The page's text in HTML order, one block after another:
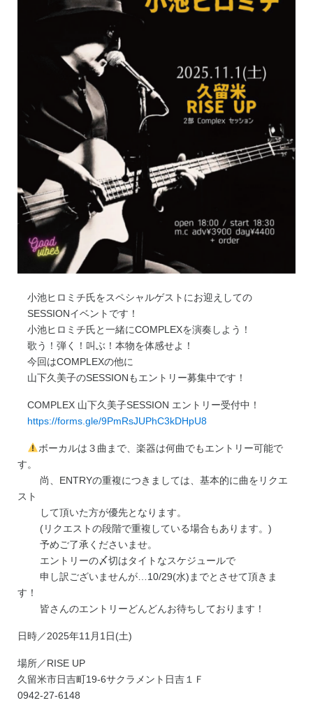
小池ヒロミチ氏をスペシャルゲストにお迎えしての
SESSIONイベントです！
小池ヒロミチ氏と一緒にCOMPLEXを演奏しよう！
歌う！弾く！叫ぶ！本物を体感せよ！
今回はCOMPLEXの他に
山下久美子のSESSIONもエントリー募集中です！
COMPLEX 山下久美子SESSION エントリー受付中！
https://forms.gle/9PmRsJUPhC3kDHpU8
ボーカルは３曲まで、楽器は何曲でもエントリー可能で
す。
尚、ENTRYの重複につきましては、基本的に曲をリクエ
スト
して頂いた方が優先となります。
(リクエストの段階で重複している場合もあります。)
予めご了承くださいませ。
エントリーの〆切はタイトなスケジュールで
申し訳ございませんが…10/29(水)までとさせて頂きま
す！
皆さんのエントリーどんどんお待ちしております！
日時／2025年11月1日(土)
場所／RISE UP
久留米市日吉町19-6サクラメント日吉１Ｆ
0942-27-6148